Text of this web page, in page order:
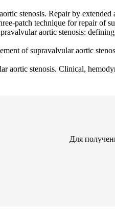
stenosis. Repair by
patch technique for repair of
aortic stenosis:
of supravalvular aortic
aortic stenosis. Clinical,
Для